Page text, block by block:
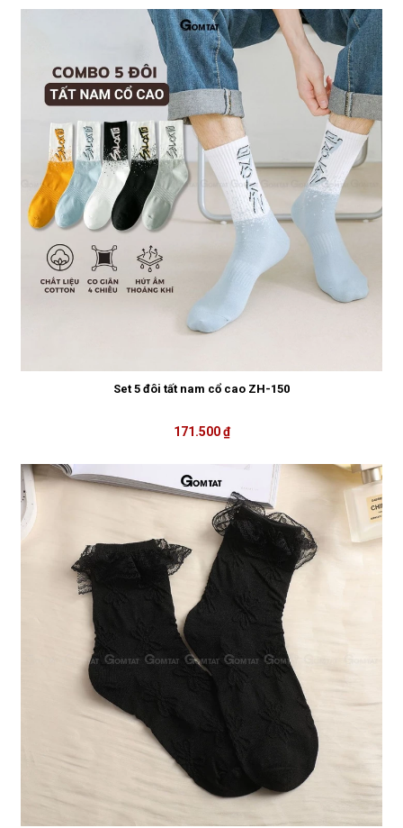
Set 5 đôi tất nam cổ cao ZH-150
171.500 ₫